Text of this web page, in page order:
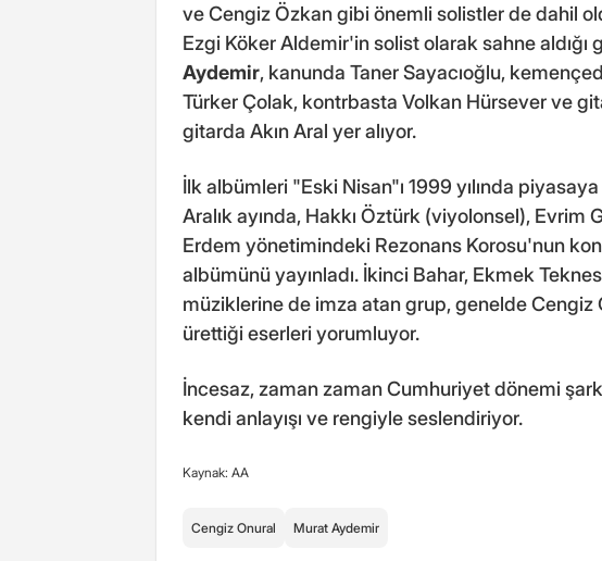
ve Cengiz Özkan gibi önemli solistler de dahil
Ezgi Köker Aldemir'in solist olarak sahne aldığı
Aydemir, kanunda Taner Sayacıoğlu,
Türker Çolak, kontrbasta Volkan Hürsever ve
gitarda Akın Aral yer alıyor.
İlk albümleri "Eski Nisan"ı 1999 yılında
Aralık ayında, Hakkı Öztürk (viyolonsel), Evrim
Erdem yönetimindeki Rezonans Korosu'nun
albümünü yayınladı. İkinci Bahar, Ekmek
müziklerine de imza atan grup, genelde
ürettiği eserleri yorumluyor.
İncesaz, zaman zaman Cumhuriyet dönemi
kendi anlayışı ve rengiyle seslendiriyor.
Kaynak: AA
Cengiz Onural Murat Aydemir